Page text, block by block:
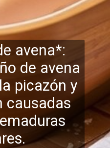
avena*:
de avena
picazón y
causadas